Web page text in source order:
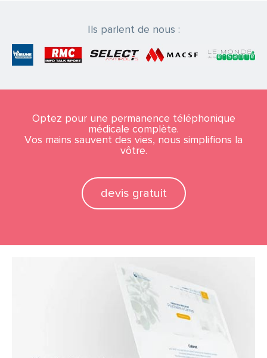
Ils parlent de nous :
Optez pour une permanence téléphonique
médicale complète.
Vos mains sauvent des vies, nous simplifions la
vôtre.
devis gratuit